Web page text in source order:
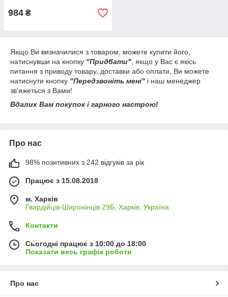
984 ₴
Якщо Ви визначилися з товаром, можете купити його,
натиснувши на кнопку "Придбати" , якщо у Вас є якісь
питання з приводу товару, доставки або оплати, Ви можете
натиснути кнопку "Передзвоніть мені" і наш менеджер
зв'яжеться з Вами!
Вдалих Вам покупок і гарного настрою!
Про нас
98% позитивних з 242 відгуків за рік
Працює з 15.08.2018
м. Харків
Гвардійців-Широнінців 29Б, Харків, Україна
Контакти
Сьогодні працює з 10:00 до 18:00
Показати весь графік роботи
Про нас